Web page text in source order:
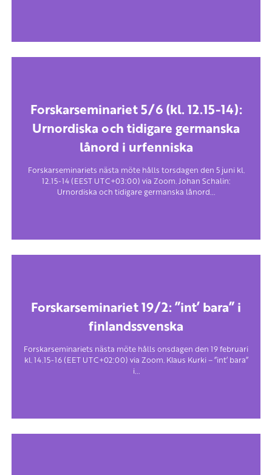
Forskarseminariet 5/6 (kl. 12.15-14):
Urnordiska och tidigare germanska
lånord i urfenniska
Forskarseminariets nästa möte hålls torsdagen den 5 juni kl.
12.15-14 (EEST UTC+03:00) via Zoom. Johan Schalin:
Urnordiska och tidigare germanska lånord...
Forskarseminariet 19/2: ”int’ bara” i
finlandssvenska
Forskarseminariets nästa möte hålls onsdagen den 19 februari
kl. 14.15-16 (EET UTC+02:00) via Zoom. Klaus Kurki – ”int’ bara”
i...